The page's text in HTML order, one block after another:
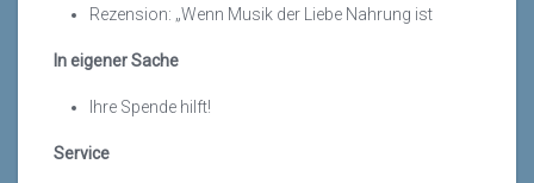
Rezension: „Wenn Musik der Liebe Nahrung ist
In eigener Sache
Ihre Spende hilft!
Service